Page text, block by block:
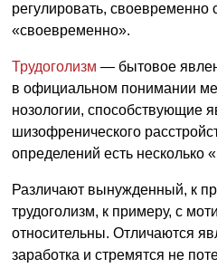
регулировать,
«своевременно».
Трудоголизм — бытовое
в официальном понимании
нозологии, способствующие
шизофренического
определений есть несколько
Различают вынужденный, к
трудоголизм, к примеру, с
относительны. Отличаются
заработка и стремятся не